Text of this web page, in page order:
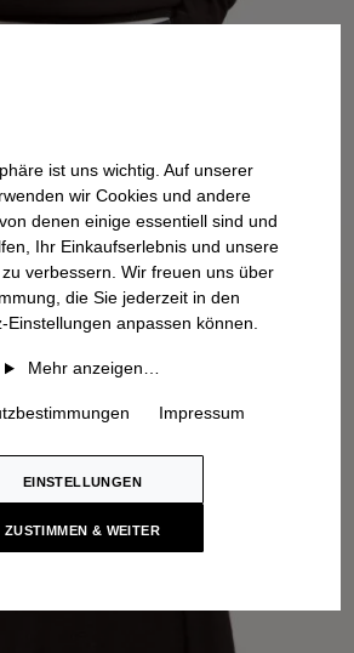
ist uns wichtig. Auf unserer
wir Cookies und andere
denen einige essentiell sind und
Ihr Einkaufserlebnis und unsere
verbessern. Wir freuen uns über
die Sie jederzeit in den
Einstellungen anpassen können.
Mehr anzeigen…
Impressum
EINSTELLUNGEN
ZUSTIMMEN & WEITER